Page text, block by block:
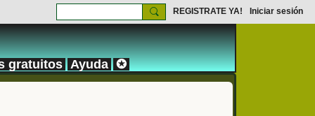
REGISTRATE YA! Iniciar sesión
gratuitos Ayuda ✪